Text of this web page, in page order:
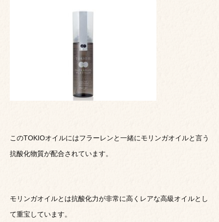
このTOKIOオイルにはフラーレンと一緒にモリンガオイルと言う
抗酸化物質が配合されています。
モリンガオイルとは抗酸化力が非常に高くレアな高級オイルとし
て重宝しています。